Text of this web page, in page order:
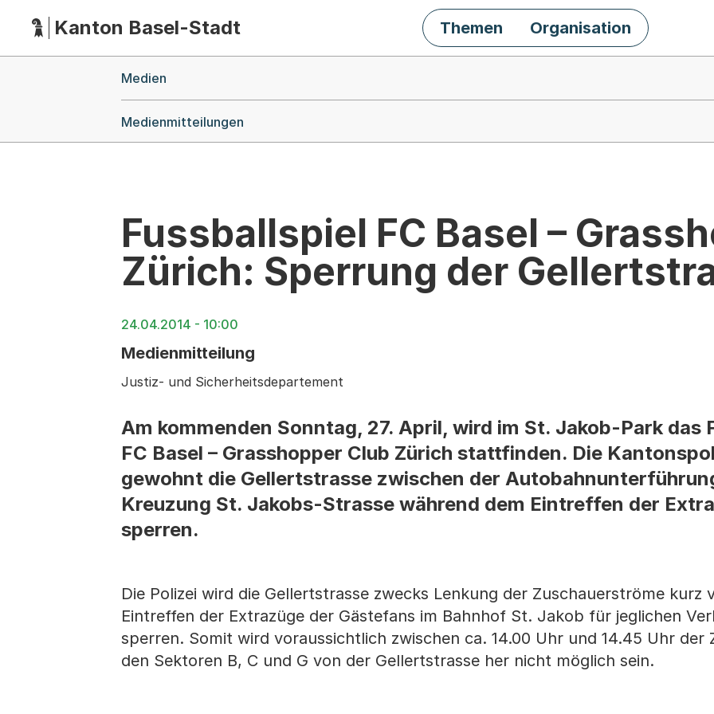
HauptnavigationKanton Basel-Stadt Themen Organisation
Medien
Medienmitteilungen
Fussballspiel FC Basel –
Zürich: Sperrung der
24.04.2014 - 10:00
Medienmitteilung
Justiz- und Sicherheitsdepartement
Am kommenden Sonntag, 27. April, wird im St. Jakob-Park das
FC Basel – Grasshopper Club Zürich stattfinden. Die
gewohnt die Gellertstrasse zwischen der
Kreuzung St. Jakobs-Strasse während dem Eintreffen der
sperren.
Die Polizei wird die Gellertstrasse zwecks Lenkung der Zuschauerströme kurz
Eintreffen der Extrazüge der Gästefans im Bahnhof St. Jakob für jeglichen
sperren. Somit wird voraussichtlich zwischen ca. 14.00 Uhr und 14.45 Uhr der
den Sektoren B, C und G von der Gellertstrasse her nicht möglich sein.